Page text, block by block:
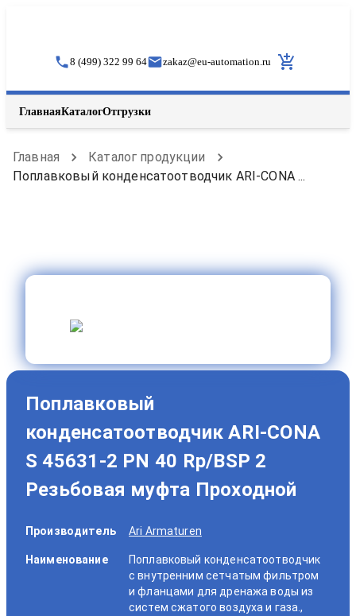
8 (499) 322 99 64 zakaz@eu-automation.ru
ГлавнаяКаталогОтгрузки
Главная
Каталог продукции
Поплавковый конденсатоотводчик ARI-CONA ...
Поплавковый
конденсатоотводчик ARI-CONA
S 45631-2 PN 40 Rp/BSP 2
Резьбовая муфта Проходной
Производитель Ari Armaturen
Наименование
Поплавковый конденсатоотводчик
с внутренним сетчатым фильтром
и фланцами для дренажа воды из
систем сжатого воздуха и газа.,